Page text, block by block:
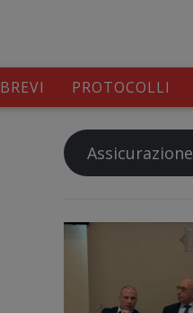
BREVI PROTOCOLLI
Assicurazione